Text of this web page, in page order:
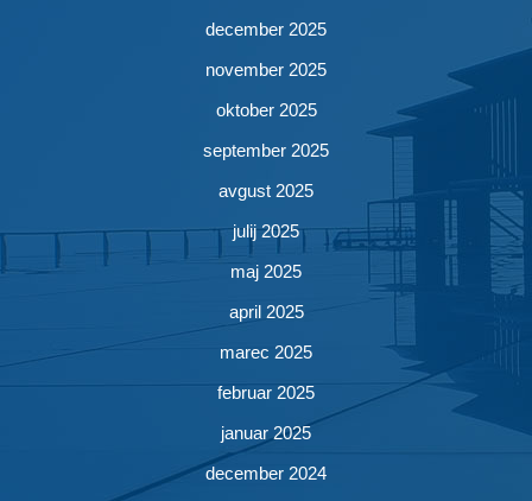
december 2025
november 2025
oktober 2025
september 2025
avgust 2025
julij 2025
maj 2025
april 2025
marec 2025
februar 2025
januar 2025
december 2024